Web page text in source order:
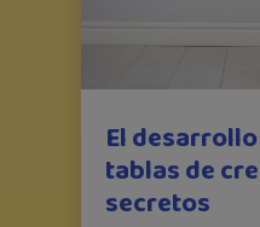
El
tablas de
secretos